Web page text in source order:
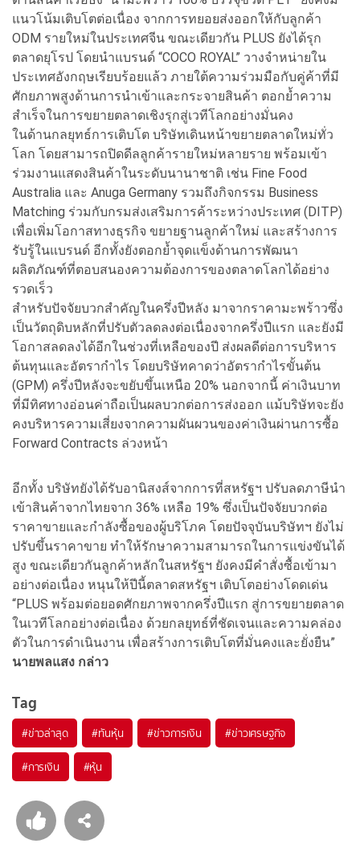
แนวโน้มเติบโตต่อเนื่อง จากการทยอยส่งออกให้กับลูกค้า
ODM รายใหม่ในประเทศจีน ขณะเดียวกัน PLUS ยังได้รุก
ตลาดยุโรป โดยนำแบรนด์ “COCO ROYAL” วางจำหน่ายใน
ประเทศอังกฤษเรียบร้อยแล้ว ภายใต้ความร่วมมือกับคู่ค้าที่มี
ศักยภาพสูงด้านการนำเข้าและกระจายสินค้า ตอกย้ำความ
สำเร็จในการขยายตลาดเชิงรุกสู่เวทีโลกอย่างมั่นคง
ในด้านกลยุทธ์การเติบโต บริษัทเดินหน้าขยายตลาดใหม่ทั่ว
โลก โดยสามารถปิดดีลลูกค้ารายใหม่หลายราย พร้อมเข้า
ร่วมงานแสดงสินค้าในระดับนานาชาติ เช่น Fine Food
Australia และ Anuga Germany รวมถึงกิจกรรม Business
Matching ร่วมกับกรมส่งเสริมการค้าระหว่างประเทศ (DITP)
เพื่อเพิ่มโอกาสทางธุรกิจ ขยายฐานลูกค้าใหม่ และสร้างการ
รับรู้ในแบรนด์ อีกทั้งยังตอกย้ำจุดแข็งด้านการพัฒนา
ผลิตภัณฑ์ที่ตอบสนองความต้องการของตลาดโลกได้อย่าง
รวดเร็ว
สำหรับปัจจัยบวกสำคัญในครึ่งปีหลัง มาจากราคามะพร้าวซึ่ง
เป็นวัตถุดิบหลักที่ปรับตัวลดลงต่อเนื่องจากครึ่งปีแรก และยังมี
โอกาสลดลงได้อีกในช่วงที่เหลือของปี ส่งผลดีต่อการบริหาร
ต้นทุนและอัตรากำไร โดยบริษัทคาดว่าอัตรากำไรขั้นต้น
(GPM) ครึ่งปีหลังจะขยับขึ้นเหนือ 20% นอกจากนี้ ค่าเงินบาท
ที่มีทิศทางอ่อนค่าถือเป็นผลบวกต่อการส่งออก แม้บริษัทจะยัง
คงบริหารความเสี่ยงจากความผันผวนของค่าเงินผ่านการซื้อ
Forward Contracts ล่วงหน้า
อีกทั้ง บริษัทยังได้รับอานิสงส์จากการที่สหรัฐฯ ปรับลดภาษีนำ
เข้าสินค้าจากไทยจาก 36% เหลือ 19% ซึ่งเป็นปัจจัยบวกต่อ
ราคาขายและกำลังซื้อของผู้บริโภค โดยปัจจุบันบริษัทฯ ยังไม่
ปรับขึ้นราคาขาย ทำให้รักษาความสามารถในการแข่งขันได้
สูง ขณะเดียวกันลูกค้าหลักในสหรัฐฯ ยังคงมีคำสั่งซื้อเข้ามา
อย่างต่อเนื่อง หนุนให้ปีนี้ตลาดสหรัฐฯ เติบโตอย่างโดดเด่น
“PLUS พร้อมต่อยอดศักยภาพจากครึ่งปีแรก สู่การขยายตลาด
ในเวทีโลกอย่างต่อเนื่อง ด้วยกลยุทธ์ที่ชัดเจนและความคล่อง
ตัวในการดำเนินงาน เพื่อสร้างการเติบโตที่มั่นคงและยั่งยืน”
นายพลแสง กล่าว
Tag
#ข่าวล่าสุด #ทันหุ้น #ข่าวการเงิน #ข่าวเศรษฐกิจ
#การเงิน #หุ้น